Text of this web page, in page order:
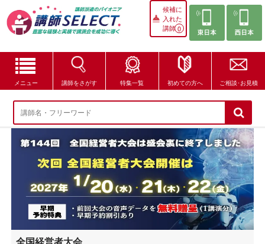
候補に
入れた
講師0
メニュー 講師をさがす 特集一覧 初めての方へ ご相談･お見積
講師をさがす
特集一覧
講師セレクトが選ばれる理由
ブログ・コラム
はじめての方へ
全国経営者大会